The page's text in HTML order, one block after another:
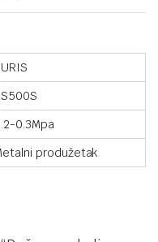
0.3Mpa
produžetak